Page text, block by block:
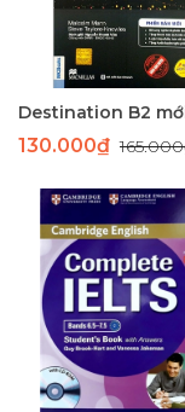
Destination B2
130.000₫